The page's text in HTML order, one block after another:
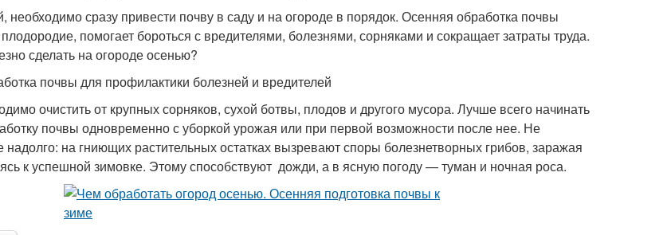
необходимо сразу привести почву в саду и на огороде в порядок. Осенняя обработка почвы
помогает бороться с вредителями, болезнями, сорняками и сокращает затраты труда.
сделать на огороде осенью?
почвы для профилактики болезней и вредителей
очистить от крупных сорняков, сухой ботвы, плодов и другого мусора. Лучше всего начинать
почвы одновременно с уборкой урожая или при первой возможности после нее. Не
надолго: на гниющих растительных остатках вызревают споры болезнетворных грибов, заражая
к успешной зимовке. Этому способствуют дожди, а в ясную погоду — туман и ночная роса.